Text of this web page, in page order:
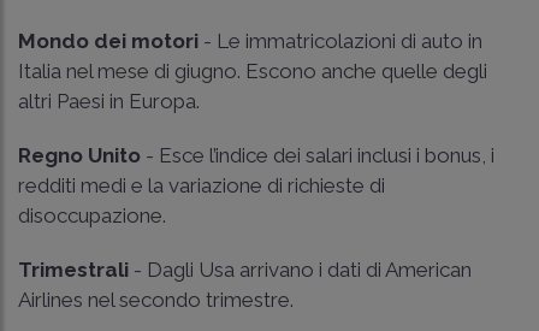
Mondo dei motori - Le immatricolazioni di auto in
Italia nel mese di giugno. Escono anche quelle degli
altri Paesi in Europa.
Regno Unito - Esce l’indice dei salari inclusi i bonus, i
redditi medi e la variazione di richieste di
disoccupazione.
Trimestrali - Dagli Usa arrivano i dati di American
Airlines nel secondo trimestre.